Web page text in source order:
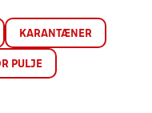
KARANTÆNER
PULJE